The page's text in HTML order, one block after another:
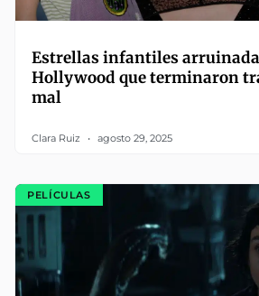
Estrellas infantiles
Hollywood que terminaron
mal
Clara Ruiz agosto 29, 2025
PELÍCULAS